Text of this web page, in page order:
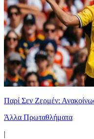
Παρί Σεν Ζερμέν:
Άλλα Πρωταθλήματα
|